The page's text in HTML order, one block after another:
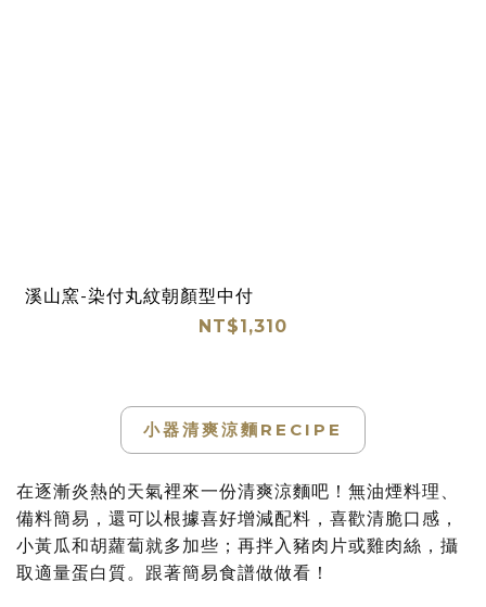
溪山窯-染付丸紋朝顏型中付
NT$1,310
小器清爽涼麵RECIPE
在逐漸炎熱的天氣裡來一份清爽涼麵吧！無油煙料理、
備料簡易，還可以根據喜好增減配料，喜歡清脆口感，
小黃瓜和胡蘿蔔就多加些；再拌入豬肉片或雞肉絲，攝
取適量蛋白質。
跟著簡易食譜做做看！